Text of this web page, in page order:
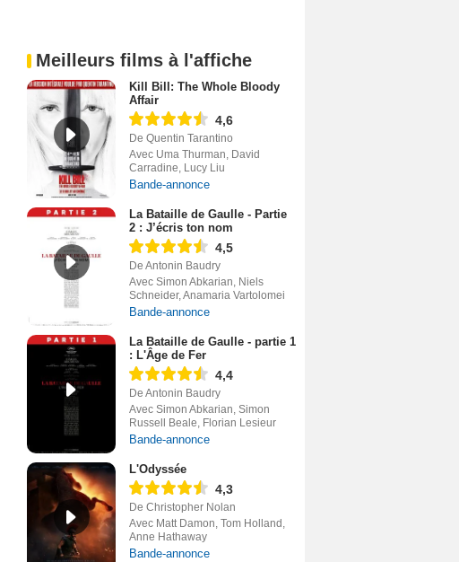
Meilleurs films à l'affiche
Kill Bill: The Whole Bloody
Affair
4,6
De Quentin Tarantino
Avec Uma Thurman, David
Carradine, Lucy Liu
Bande-annonce
La Bataille de Gaulle - Partie
2 : J’écris ton nom
4,5
De Antonin Baudry
Avec Simon Abkarian, Niels
Schneider, Anamaria Vartolomei
Bande-annonce
La Bataille de Gaulle - partie 1
: L'Âge de Fer
4,4
De Antonin Baudry
Avec Simon Abkarian, Simon
Russell Beale, Florian Lesieur
Bande-annonce
L'Odyssée
4,3
De Christopher Nolan
Avec Matt Damon, Tom Holland,
Anne Hathaway
Bande-annonce